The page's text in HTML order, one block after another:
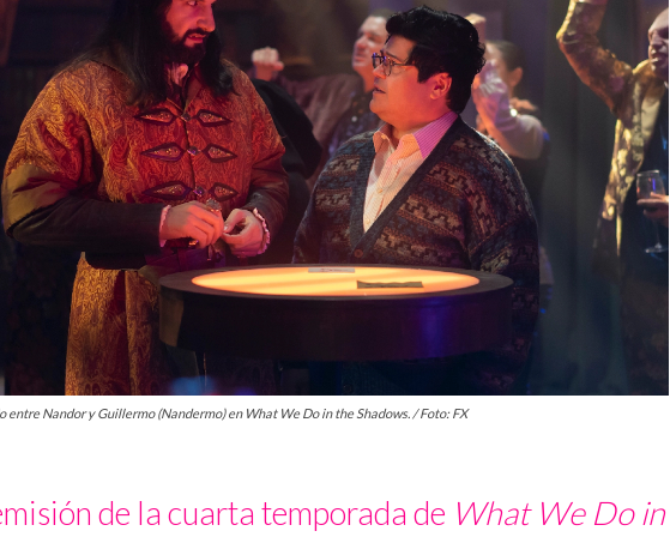
entre Nandor y Guillermo (Nandermo) en What We Do in the Shadows. / Foto: FX
de la cuarta temporada de What We Do in